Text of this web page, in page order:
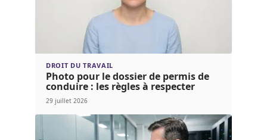
DROIT DU TRAVAIL
Photo pour le dossier de permis de
conduire : les règles à respecter
29 juillet 2026